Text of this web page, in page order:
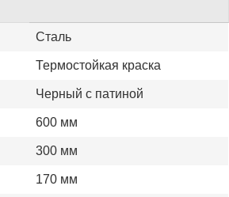
Сталь
Термостойкая краска
Черный с патиной
600 мм
300 мм
170 мм